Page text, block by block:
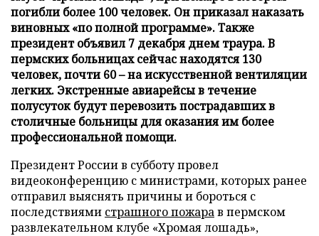
погибли более 100 человек. Он приказал наказать
виновных «по полной программе». Также
президент объявил 7 декабря днем траура. В
пермских больницах сейчас находятся 130
человек, почти 60 – на искусственной вентиляции
легких. Экстренные авиарейсы в течение
полусуток будут перевозить пострадавших в
столичные больницы для оказания им более
профессиональной помощи.
Президент России в субботу провел
видеоконференцию с министрами, которых ранее
отправил выяснять причины и бороться с
последствиями страшного пожарав пермском
развлекательном клубе «Хромая лошадь»,